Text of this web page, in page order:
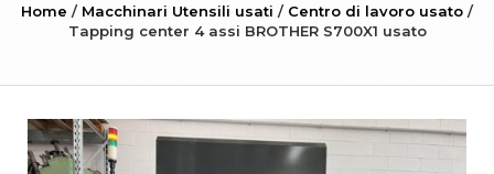
Home / Macchinari Utensili usati / Centro di lavoro usato /
Tapping center 4 assi BROTHER S700X1 usato